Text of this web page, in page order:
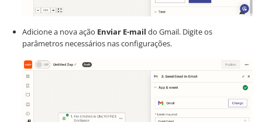
Adicione a nova ação Enviar E-mail do Gmail. Digite os
parâmetros necessários nas configurações.